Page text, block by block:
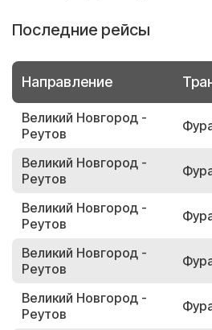
Последние рейсы
Направление
Великий Новгород -
Реутов
Великий Новгород -
Реутов
Великий Новгород -
Реутов
Великий Новгород -
Реутов
Великий Новгород -
Реутов